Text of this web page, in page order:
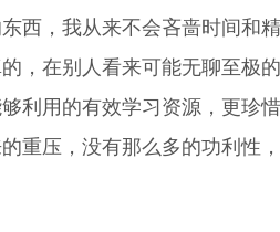
西，我从来不会吝啬时间和
，在别人看来可能无聊至极
利用的有效学习资源，更珍
重压，没有那么多的功利性